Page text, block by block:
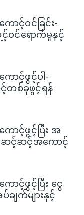
ောင့်ဝင်ခြင်း-
ဝင်ရောက်မှုနှင့်
ောင့်ဖွင့်ပါ-
စ်ခုဖွင့်ရန်
ောင့်ဖွင့်ပြီး အ
ဆင့်ဆင့်အကောင့်
ောင့်ဖွင့်ပြီး ငွေ
ျက်များနှင့်